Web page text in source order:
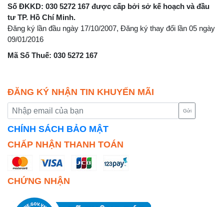
Số ĐKKD: 030 5272 167 được cấp bởi sở kế hoạch và đầu
tư TP. Hồ Chí Minh.
Đăng ký lần đầu ngày 17/10/2007, Đăng ký thay đổi lần 05 ngày
09/01/2016
Mã Số Thuế: 030 5272 167
ĐĂNG KÝ NHẬN TIN KHUYẾN MÃI
Gửi
CHÍNH SÁCH BẢO MẬT
CHẤP NHẬN THANH TOÁN
CHỨNG NHẬN